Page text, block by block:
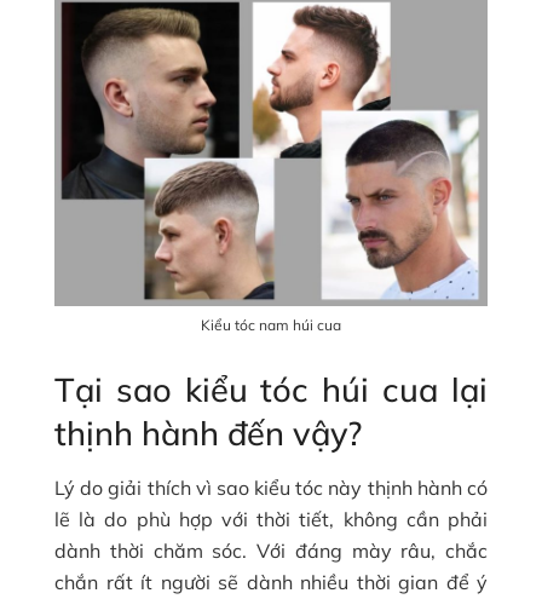
Kiểu tóc nam húi cua
Tại sao kiểu tóc húi cua lại
thịnh hành đến vậy?
Lý do giải thích vì sao kiểu tóc này thịnh hành có
lẽ là do phù hợp với thời tiết, không cần phải
dành thời chăm sóc. Với đáng mày râu, chắc
chắn rất ít người sẽ dành nhiều thời gian để ý